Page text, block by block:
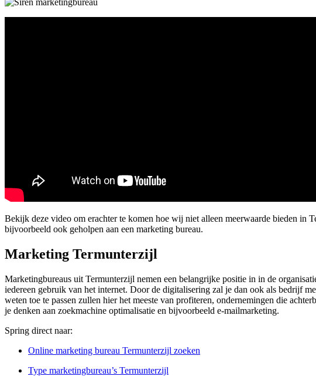
Bekijk deze video om erachter te komen hoe wij niet alleen meerwaarde bieden
bijvoorbeeld ook geholpen aan een marketing bureau.
Marketing Termunterzijl
Marketingbureaus uit Termunterzijl nemen een belangrijke positie in in de
iedereen gebruik van het internet. Door de digitalisering zal je dan ook als bedrijf
weten toe te passen zullen hier het meeste van profiteren, ondernemingen die
je denken aan zoekmachine optimalisatie en bijvoorbeeld e-mailmarketing.
Spring direct naar:
Online marketing bureau Termunterzijl zoeken
Type marketingbureau’s Termunterzijl